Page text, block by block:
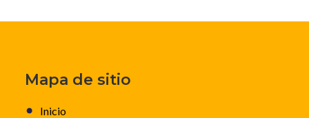
Mapa de sitio
Inicio